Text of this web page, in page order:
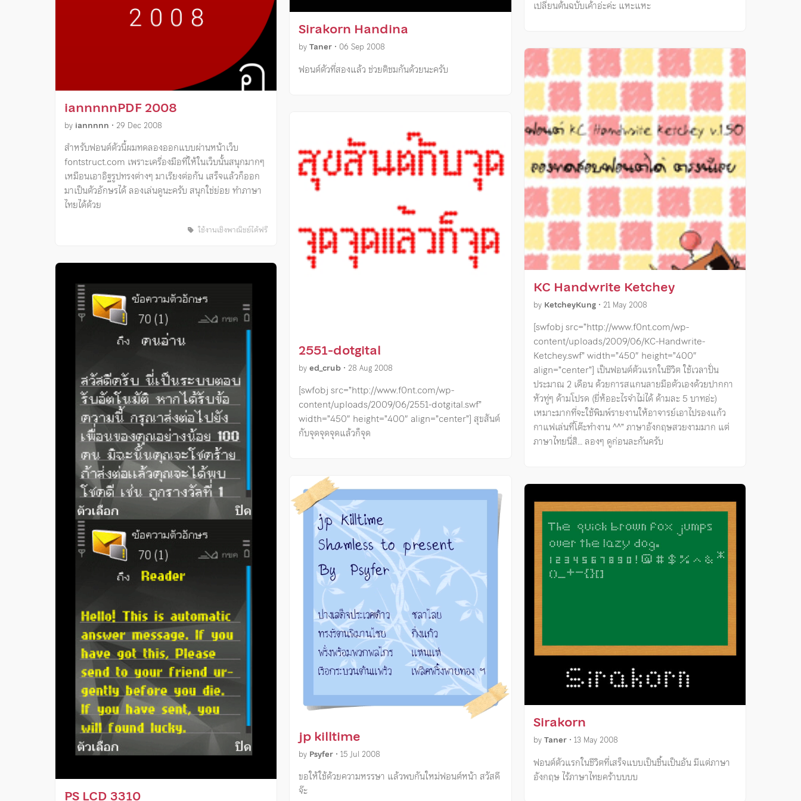
iannnnnPDF 2008
by iannnnn • 29 Dec 2008
สำหรับฟอนต์ตัวนี้ผมทดลองออกแบบผ่านหน้าเว็บ
fontstruct.com เพราะเครื่องมือที่ให้ในเว็บนั้นสนุกมากๆ
เหมือนเอาอิฐรูปทรงต่างๆ มาเรียงต่อกัน เสร็จแล้วก็ออก
มาเป็นตัวอักษรได้ ลองเล่นดูนะครับ สนุกใช่ย่อย ทำภาษา
ไทยได้ด้วย
ใช้งานเชิงพาณิชย์ได้ฟรี
PS LCD 3310
Sirakorn Handina
byTaner • 06 Sep 2008
ฟอนต์ตัวที่สองแล้ว ช่วยติชมกันด้วยนะครับ
2551-dotgital
byed_crub • 28 Aug 2008
[swfobj src=”http://www.f0nt.com/wp-
content/uploads/2009/06/2551-dotgital.swf”
width=”450″ height=”400″ align=”center”] สุขสันต์
กับจุดจุดจุดแล้วก็จุด
jp killtime
by Psyfer •15 Jul 2008
ขอให้ใช้ด้วยความหรรษา แล้วพบกันใหม่ฟอนต์หน้า สวัสดี
จ๊ะ
เปลี่ยนต้นฉบับเค้าอ่ะค่ะ แหะแหะ
KC Handwrite Ketchey
by KetcheyKung• 21 May 2008
[swfobj src=”http://www.f0nt.com/wp-
content/uploads/2009/06/KC-Handwrite-
Ketchey.swf” width=”450″ height=”400″
align=”center”] เป็นฟอนต์ตัวแรกในชีวิต ใช้เวลาปั่น
ประมาณ 2 เดือน ด้วยการสแกนลายมือตัวเองด้วยปากกา
หัวทู่ๆ ด้ามโปรด (ยี่ห้ออะไรจำไม่ได้ ด้ามละ 5 บาทอ่ะ)
เหมาะมากที่จะใช้พิมพ์รายงานให้อาจารย์เอาไปรองแก้ว
กาแฟเล่นที่โต๊ะทำงาน ^^” ภาษาอังกฤษสวยงามมาก แต่
ภาษาไทยนี่สิ… ลองๆ ดูก่อนละกันครับ
Sirakorn
byTaner• 13 May 2008
ฟอนต์ตัวแรกในชีวิตที่เสร็จแบบเป็นชิ้นเป็นอัน มีแต่ภาษา
อังกฤษ ไร้ภาษาไทยคร้าบบบบ